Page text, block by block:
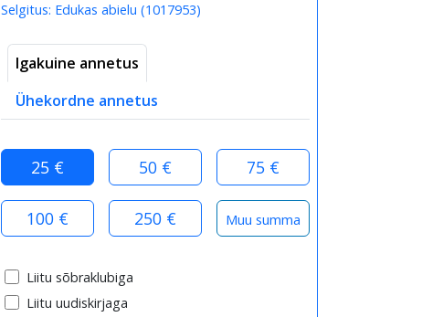
Selgitus: Edukas abielu (1017953)
Igakuine annetus
Ühekordne annetus
25 € 50 € 75 €
100 € 250 €
Liitu sõbraklubiga
Liitu uudiskirjaga